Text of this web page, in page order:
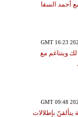
أحمد السقا
ويتناغم مع
يتألقنّ بإطلالات